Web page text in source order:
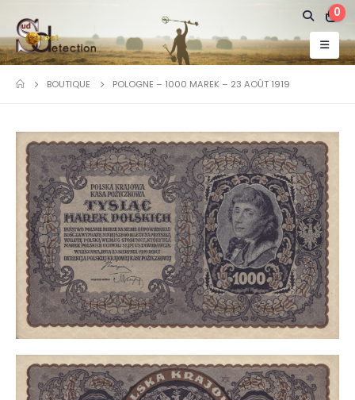
0
BOUTIQUE POLOGNE – 1000 MAREK – 23 AOÛT 1919